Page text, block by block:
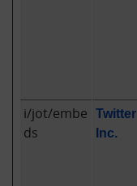
i/jot/embe
ds
Twitter
Inc.